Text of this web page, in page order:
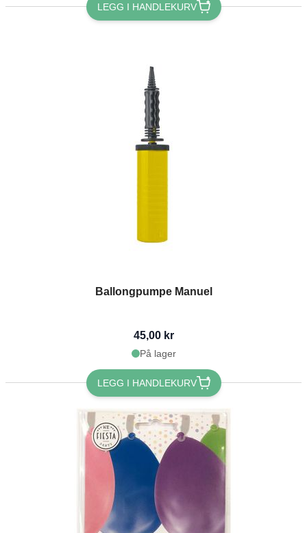
LEGG I HANDLEKURV
Ballongpumpe Manuel
45,00 kr
På lager
LEGG I HANDLEKURV